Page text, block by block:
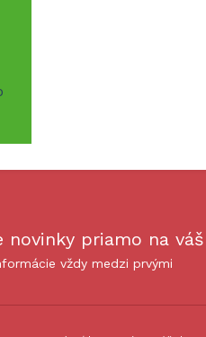
novinky priamo na
vždy medzi prvými